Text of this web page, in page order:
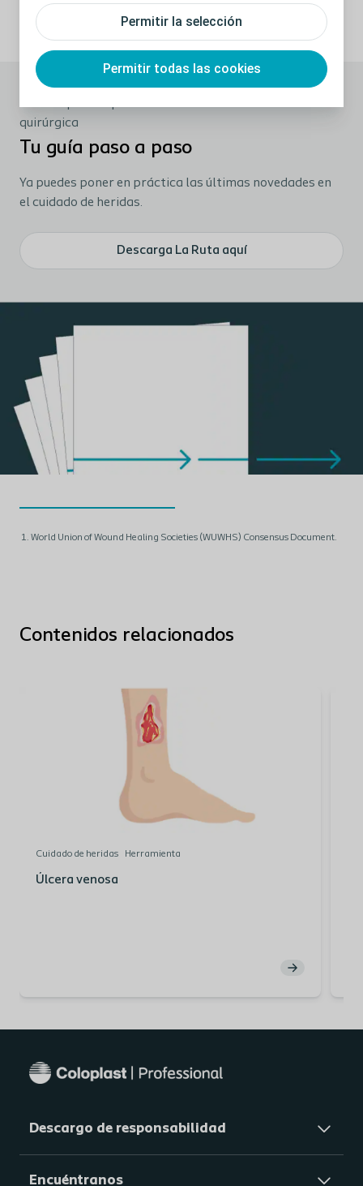
Permitir la selección
Permitir todas las cookies
quirúrgica
Tu guía paso a paso
Ya puedes poner en práctica las últimas novedades en
el cuidado de heridas.
Descarga La Ruta aquí
World Union of Wound Healing Societies (WUWHS) Consensus Document.
Contenidos relacionados
Cuidado de heridas Herramienta
Úlcera venosa
Descargo de responsabilidad
Encuéntranos